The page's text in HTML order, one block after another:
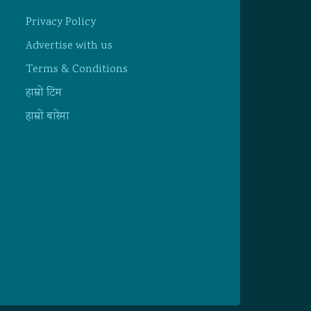
Privacy Policy
Advertise with us
Terms & Conditions
हाम्राे टिम
हाम्राे बारेमा